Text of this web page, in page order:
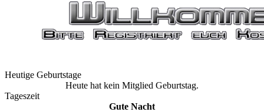
Heutige Geburtstage
Heute hat kein Mitglied Geburtstag.
Tageszeit
Gute Nacht